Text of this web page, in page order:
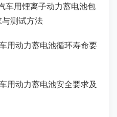
车用锂离子动力蓄电池包
测试方法
用动力蓄电池循环寿命要
用动力蓄电池安全要求及